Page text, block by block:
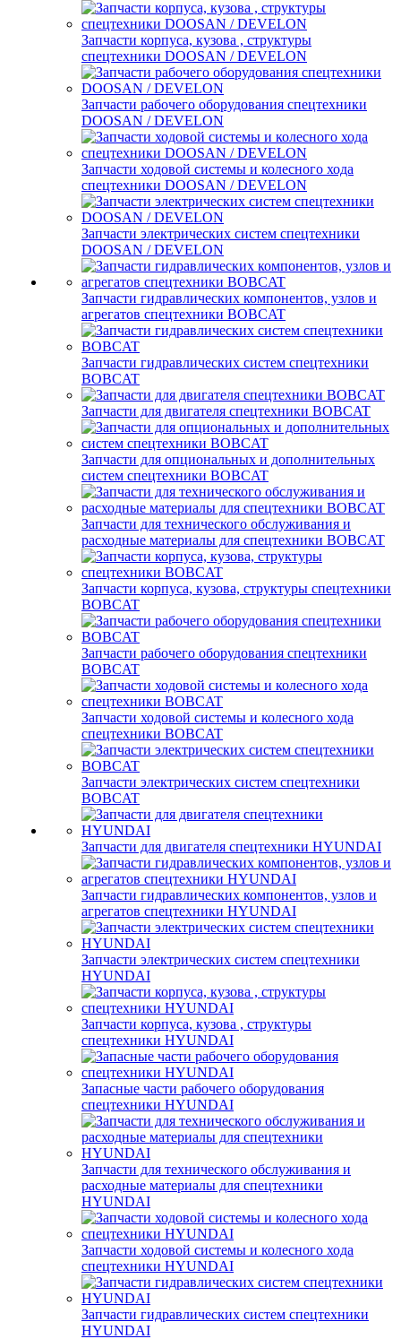
Запчасти корпуса, кузова , структуры
спецтехники DOOSAN / DEVELON
Запчасти рабочего оборудования спецтехники
DOOSAN / DEVELON
Запчасти ходовой системы и колесного хода
спецтехники DOOSAN / DEVELON
Запчасти электрических систем спецтехники
DOOSAN / DEVELON
Запчасти гидравлических компонентов, узлов и
агрегатов спецтехники BOBCAT
Запчасти гидравлических систем спецтехники
BOBCAT
Запчасти для двигателя спецтехники BOBCAT
Запчасти для опциональных и дополнительных
систем спецтехники BOBCAT
Запчасти для технического обслуживания и
расходные материалы для спецтехники BOBCAT
Запчасти корпуса, кузова, структуры спецтехники
BOBCAT
Запчасти рабочего оборудования спецтехники
BOBCAT
Запчасти ходовой системы и колесного хода
спецтехники BOBCAT
Запчасти электрических систем спецтехники
BOBCAT
Запчасти для двигателя спецтехники HYUNDAI
Запчасти гидравлических компонентов, узлов и
агрегатов спецтехники HYUNDAI
Запчасти электрических систем спецтехники
HYUNDAI
Запчасти корпуса, кузова , структуры
спецтехники HYUNDAI
Запасные части рабочего оборудования
спецтехники HYUNDAI
Запчасти для технического обслуживания и
расходные материалы для спецтехники
HYUNDAI
Запчасти ходовой системы и колесного хода
спецтехники HYUNDAI
Запчасти гидравлических систем спецтехники
HYUNDAI